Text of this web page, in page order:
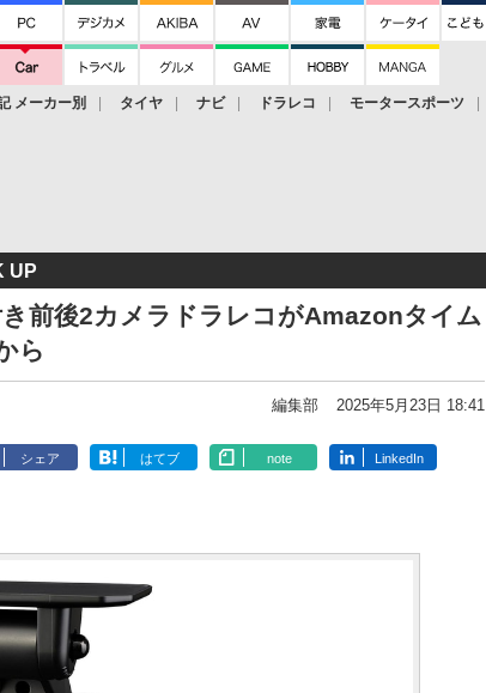
メーカー別 タイヤ ナビ ドラレコ モータースポーツ
UP
前後2カメラドラレコがAmazonタイム
ら
編集部 2025年5月23日 18:41
シェア はてブ note LinkedIn